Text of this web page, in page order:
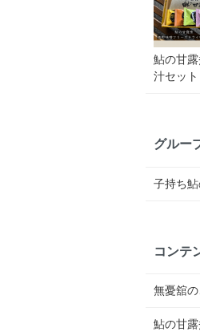
鮎の甘
汁セット
グルー
子持ち
コンテ
無憂舘
鮎の甘